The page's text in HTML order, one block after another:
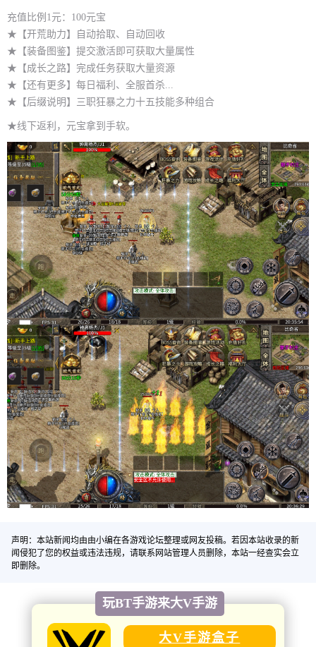
充值比例1元：100元宝
★【开荒助力】自动拾取、自动回收
★【装备图鉴】提交激活即可获取大量属性
★【成长之路】完成任务获取大量资源
★【还有更多】每日福利、全服首杀...
★【后缀说明】三职狂暴之力十五技能多种组合
★线下返利，元宝拿到手软。
声明：本站新闻均由由小编在各游戏论坛整理或网友投稿。若因本站收录的新
闻侵犯了您的权益或违法违规，请联系网站管理人员删除，本站一经查实会立
即删除。
玩BT手游来大V手游
大V手游盒子